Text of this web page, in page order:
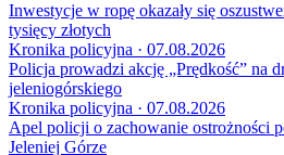
Inwestycje w ropę okazały się
tysięcy złotych
Kronika policyjna · 07.08.2026
Policja prowadzi akcję „Prędkość” na
jeleniogórskiego
Kronika policyjna · 07.08.2026
Apel policji o zachowanie ostrożności
Jeleniej Górze